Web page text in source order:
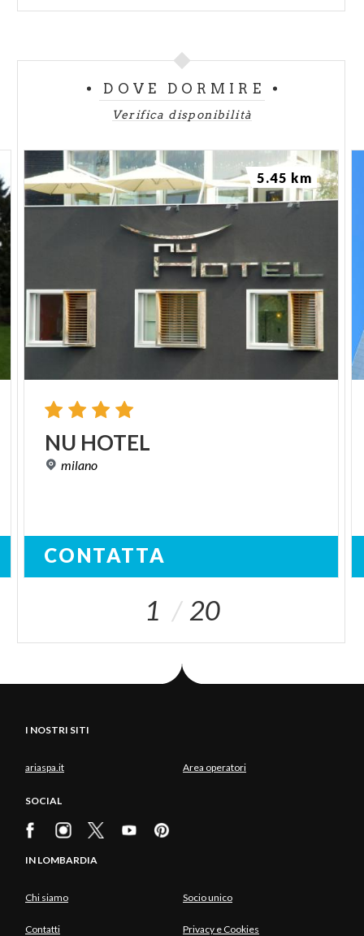
DOVE DORMIRE
Verifica disponibilità
NU HOTEL
milano
CONTATTA
5.45 km
1 20
I NOSTRI SITI
ariaspa.it Area operatori
SOCIAL
IN LOMBARDIA
Chi siamo Socio unico
Contatti Privacy e Cookies